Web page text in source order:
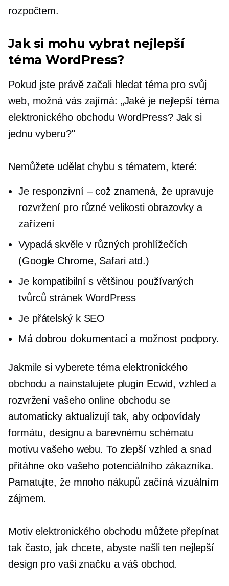
rozpočtem.
Jak si mohu vybrat nejlepší
téma WordPress?
Pokud jste právě začali hledat téma pro svůj
web, možná vás zajímá: „Jaké je nejlepší téma
elektronického obchodu WordPress? Jak si
jednu vyberu?"
Nemůžete udělat chybu s tématem, které:
Je responzivní – což znamená, že upravuje
rozvržení pro různé velikosti obrazovky a
zařízení
Vypadá skvěle v různých prohlížečích
(Google Chrome, Safari atd.)
Je kompatibilní s většinou používaných
tvůrců stránek WordPress
Je přátelský k SEO
Má dobrou dokumentaci a možnost podpory.
Jakmile si vyberete téma elektronického
obchodu a nainstalujete plugin Ecwid, vzhled a
rozvržení vašeho online obchodu se
automaticky aktualizují tak, aby odpovídaly
formátu, designu a barevnému schématu
motivu vašeho webu. To zlepší vzhled a snad
přitáhne oko vašeho potenciálního zákazníka.
Pamatujte, že mnoho nákupů začíná vizuálním
zájmem.
Motiv elektronického obchodu můžete přepínat
tak často, jak chcete, abyste našli ten nejlepší
design pro vaši značku a váš obchod.